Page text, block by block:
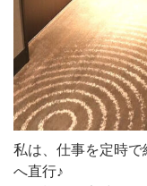
私は、仕事を定時
へ直行♪